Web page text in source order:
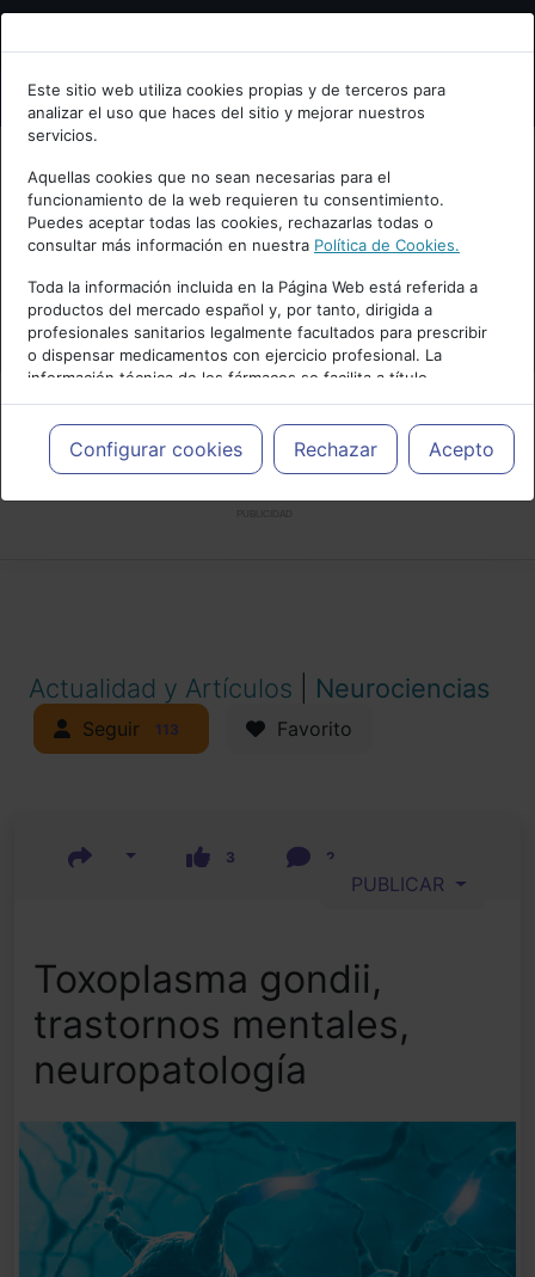
Bienvenid@ a psiquiatria.com
Escribe tu Email
Accede o regístrate con tu email.
Cancelar
Este sitio web utiliza cookies propias y de terceros para
analizar el uso que haces del sitio y mejorar nuestros
servicios.
Aquellas cookies que no sean necesarias para el
funcionamiento de la web requieren tu consentimiento.
Puedes aceptar todas las cookies, rechazarlas todas o
consultar más información en nuestra Política de Cookies.
Toda la información incluida en la Página Web está referida a
productos del mercado español y, por tanto, dirigida a
profesionales sanitarios legalmente facultados para prescribir
o dispensar medicamentos con ejercicio profesional. La
información técnica de los fármacos se facilita a título
meramente informativo, siendo responsabilidad de los
profesionales facultados prescribir medicamentos y decidir, en
cada caso concreto, el tratamiento más adecuado a las
necesidades del paciente.
Configurar cookies Rechazar Acepto
Actualidad y Artículos Neurociencias
Seguir 113 Favorito
3 2
PUBLICAR
Toxoplasma gondii,
trastornos mentales,
neuropatología